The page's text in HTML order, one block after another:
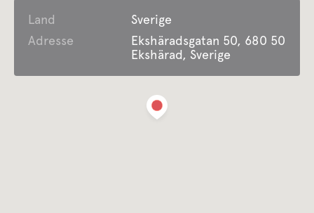
Bortskaffelse af affald
For børn
Vi driver Värmland Moose Park på et separat sted, 10
Land
Sverige
Adresse
Ekshäradsgatan 50, 680 50
Ekshärad, Sverige